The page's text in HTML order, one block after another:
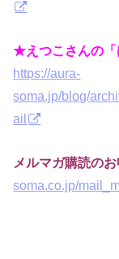
★えつこさんの「
https://aura-
soma.jp/blog/
ail
メルマガ購読の
soma.co.jp/